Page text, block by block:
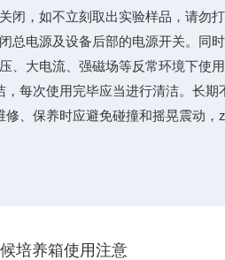
闭，如不立刻取出实验样品，请勿
总电源及设备后部的电源开关。同
、大电流、强磁场等反常环境下使
，每次使用完毕应当进行清洁。长
修、保养时应避免碰撞和摇晃震动，
培养箱使用注意